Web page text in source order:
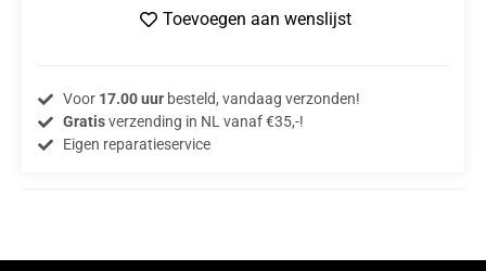
Toevoegen aan wenslijst
Voor 17.00 uurbesteld, vandaag verzonden!
Gratisverzending in NL vanaf €35,-!
Eigen reparatieservice